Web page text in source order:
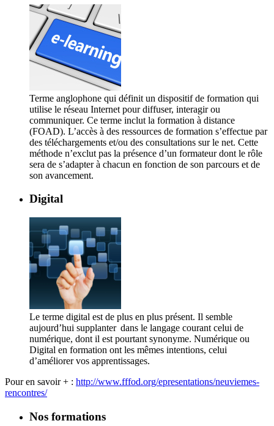
Terme anglophone qui définit un dispositif de formation qui
utilise le réseau Internet pour diffuser, interagir ou
communiquer. Ce terme inclut la formation à distance
(FOAD). L’accès à des ressources de formation s’effectue par
des téléchargements et/ou des consultations sur le net. Cette
méthode n’exclut pas la présence d’un formateur dont le rôle
sera de s’adapter à chacun en fonction de son parcours et de
son avancement.
Digital
Le terme digital est de plus en plus présent. Il semble
aujourd’hui supplanter dans le langage courant celui de
numérique, dont il est pourtant synonyme. Numérique ou
Digital en formation ont les mêmes intentions, celui
d’améliorer vos apprentissages.
Pour en savoir + : http://www.fffod.org/epresentations/neuviemes-
rencontres/
Nos formations